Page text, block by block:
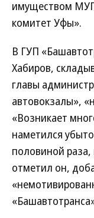
имуществом
комитет Уфы».
В ГУП
Хабиров,
главы
автовокзалы»,
«Возникает
наметился
половиной
отметил он,